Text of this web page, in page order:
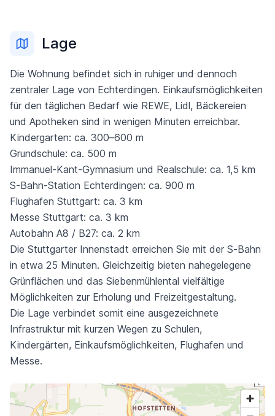
Lage
Die Wohnung befindet sich in ruhiger und dennoch
zentraler Lage von Echterdingen. Einkaufsmöglichkeiten
für den täglichen Bedarf wie REWE, Lidl, Bäckereien
und Apotheken sind in wenigen Minuten erreichbar.
Kindergarten: ca. 300–600 m
Grundschule: ca. 500 m
Immanuel-Kant-Gymnasium und Realschule: ca. 1,5 km
S-Bahn-Station Echterdingen: ca. 900 m
Flughafen Stuttgart: ca. 3 km
Messe Stuttgart: ca. 3 km
Autobahn A8 / B27: ca. 2 km
Die Stuttgarter Innenstadt erreichen Sie mit der S-Bahn
in etwa 25 Minuten. Gleichzeitig bieten nahegelegene
Grünflächen und das Siebenmühlental vielfältige
Möglichkeiten zur Erholung und Freizeitgestaltung.
Die Lage verbindet somit eine ausgezeichnete
Infrastruktur mit kurzen Wegen zu Schulen,
Kindergärten, Einkaufsmöglichkeiten, Flughafen und
Messe.